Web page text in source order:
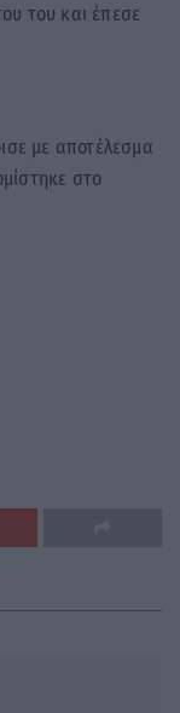
του και έπεσε
με αποτέλεσμα
στο